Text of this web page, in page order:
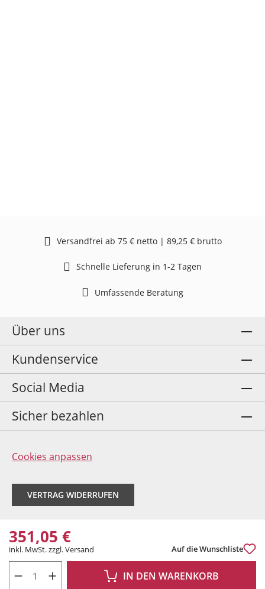
351,05 €
inkl. MwSt. zzgl. Versand Auf die Wunschliste
IN DEN WARENKORB
Versandfrei ab 75 € netto | 89,25 € brutto
Schnelle Lieferung in 1-2 Tagen
Umfassende Beratung
Über uns
Kundenservice
Social Media
Sicher bezahlen
Cookies anpassen
VERTRAG WIDERRUFEN